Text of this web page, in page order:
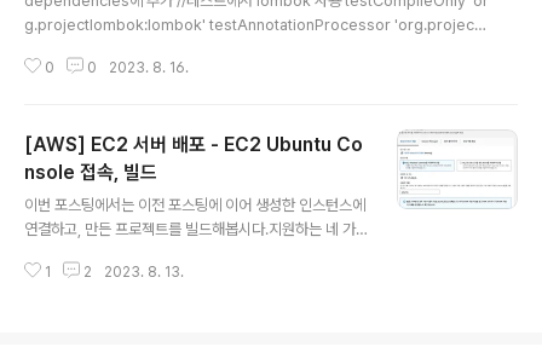
g.projectlombok:lombok' testAnnotationProcessor 'org.projectl
0 0 2023. 8. 16.
[AWS] EC2 서버 배포 - EC2 Ubuntu Co
nsole 접속, 빌드
이번 포스팅에서는 이전 포스팅에 이어 생성한 인스턴스에
연결하고, 만든 프로젝트를 빌드해봅시다.지원하는 네 가
프로젝트가 서버에 빌드된 것이 아니기 때문에, 첫번째 방
1 2 2023. 8. 13.